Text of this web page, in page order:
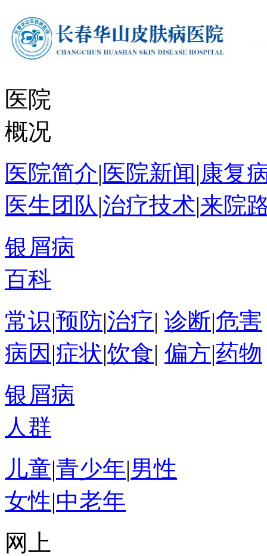
医院
概况
医院简介|医院新闻|康复
医生团队|治疗技术|来院
银屑病
百科
常识|预防|治疗| 诊断|危害
病因 |症状|饮食| 偏方|药物
银屑病
人群
儿童|青少年|男性
女性|中老年
网上